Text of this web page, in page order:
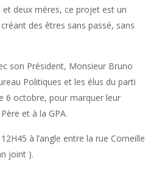
deux mères, ce projet est un
des êtres sans passé, sans
son Président, Monsieur Bruno
Politiques et les élus du parti
6 octobre, pour marquer leur
et à la GPA.
à l’angle entre la rue Corneille
joint ).